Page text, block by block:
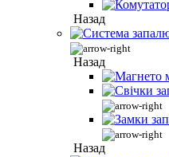
Назад
Назад
Назад